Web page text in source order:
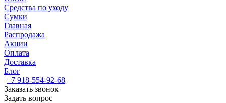
Средства по уходу
Сумки
Главная
Распродажа
Акции
Оплата
Доставка
Блог
+7 918-554-92-68
Заказать звонок
Задать вопрос